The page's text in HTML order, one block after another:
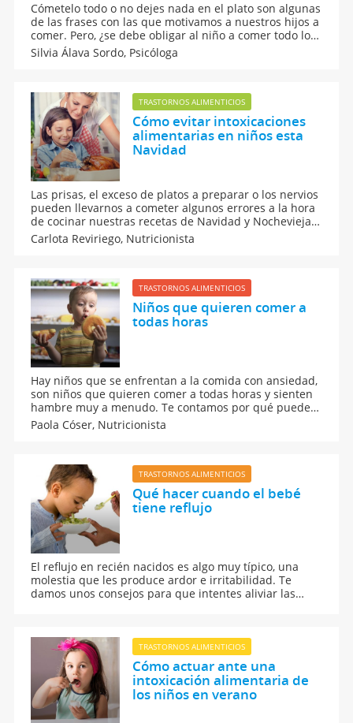
Cómetelo todo o no dejes nada en el plato son algunas
de las frases con las que motivamos a nuestros hijos a
comer. Pero, ¿se debe obligar al niño a comer todo lo
que hay en el plato? La psicóloga Silvia Álava nos
explica qué cantidad de comida deben ingerir los
menos.
Silvia Álava Sordo, Psicóloga
TRASTORNOS ALIMENTICIOS
Cómo evitar intoxicaciones
alimentarias en niños esta
Navidad
Las prisas, el exceso de platos a preparar o los nervios
pueden llevarnos a cometer algunos errores a la hora
de cocinar nuestras recetas de Navidad y Nochevieja.
Te contamos qué errores no debes cometer para
evitar intoxicaciones alimentarias en niños en
los alimentos y no contraer bacterias o
microorganismos.
Carlota Reviriego, Nutricionista
TRASTORNOS ALIMENTICIOS
Niños que quieren comer a
todas horas
Hay niños que se enfrentan a la comida con ansiedad,
son niños que quieren comer a todas horas y sienten
hambre muy a menudo. Te contamos por qué puede
producirse y qué debemos hacer los padres para
organizar la alimentación del niño.
Paola Cóser, Nutricionista
TRASTORNOS ALIMENTICIOS
Qué hacer cuando el bebé
tiene reflujo
El reflujo en recién nacidos es algo muy típico, una
molestia que les produce ardor e irritabilidad. Te
damos unos consejos para que intentes aliviar las
TRASTORNOS ALIMENTICIOS
Cómo actuar ante una
intoxicación alimentaria de
los niños en verano